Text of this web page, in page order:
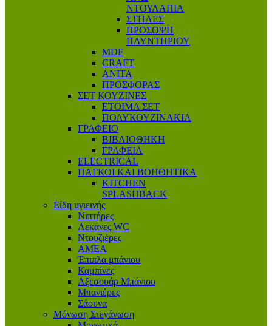
ΝΤΟΥΛΑΠΙΑ
ΣΤΗΛΕΣ
ΠΡΟΣΟΨΗ
ΠΛΥΝΤΗΡΙΟΥ
MDF
CRAFT
ANITA
ΠΡΟΣΦΟΡΑΣ
ΣΕΤ ΚΟΥΖΙΝΕΣ
ΕΤΟΙΜΑ ΣΕΤ
ΠΟΛΥΚΟΥΖΙΝΑΚΙΑ
ΓΡΑΦΕΙΟ
ΒΙΒΛΙΟΘΗΚΗ
ΓΡΑΦΕΙΑ
ELECTRICAL
ΠΑΓΚΟΙ ΚΑΙ ΒΟΗΘΗΤΙΚΑ
KITCHEN
SPLASHBACK
Είδη υγιεινής
Νιπτήρες
Λεκάνες WC
Ντουζιέρες
ΑΜΕΑ
Έπιπλα μπάνιου
Καμπίνες
Αξεσουάρ Μπάνιου
Μπανιέρες
Σάουνα
Μόνωση Στεγάνωση